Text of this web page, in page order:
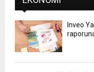
Inveo
raporuna